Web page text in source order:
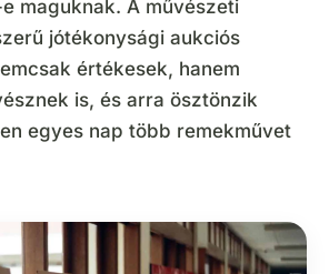
maguknak. A művészeti
jótékonysági aukciós
értékesek, hanem
is, és arra ösztönzik
egyes nap több remekművet